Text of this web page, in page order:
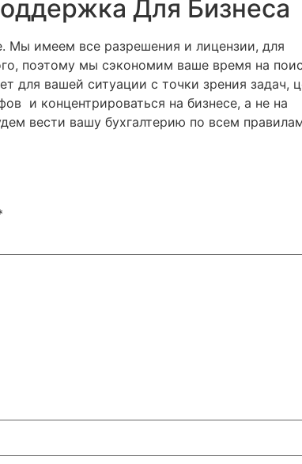
Для Бизнеса
Мы имеем все разрешения и лицензии, для
поэтому мы сэкономим ваше время на
для вашей ситуации с точки зрения задач,
и концентрироваться на бизнесе, а не на
вести вашу бухгалтерию по всем